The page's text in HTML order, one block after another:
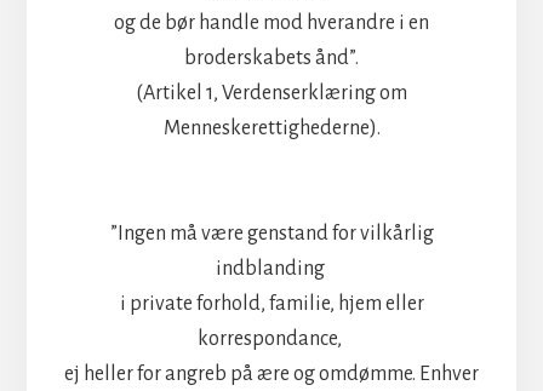
og de bør handle mod hverandre i en
broderskabets ånd”.
(Artikel 1, Verdenserklæring om
Menneskerettighederne).
”Ingen må være genstand for vilkårlig
indblanding
i private forhold, familie, hjem eller
korrespondance,
ej heller for angreb på ære og omdømme. Enhver